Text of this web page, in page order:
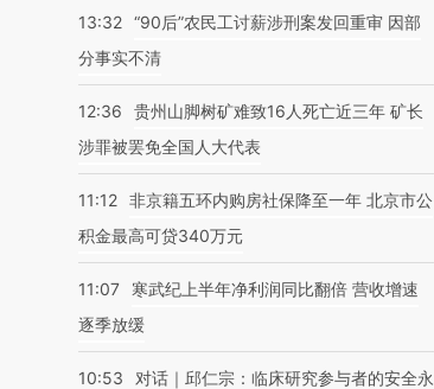
13:32 “90后”农民工讨薪涉刑案发回重审 因部
分事实不清
12:36
贵州山脚树矿难致16人死亡近三年 矿长
涉罪被罢免全国人大代表
11:12 非京籍五环内购房社保降至一年 北京市公
积金最高可贷340万元
11:07
寒武纪上半年净利润同比翻倍 营收增速
逐季放缓
10:53
对话｜邱仁宗：临床研究参与者的安全永